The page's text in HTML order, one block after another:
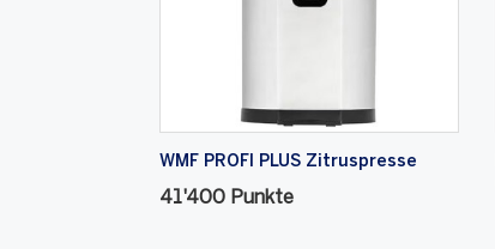
WMF PROFI PLUS Zitruspresse
41'400 Punkte